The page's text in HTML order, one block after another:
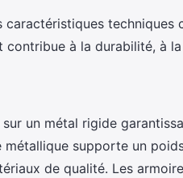
techniques
contribue à la durabilité, à
un métal rigide
métallique supporte un
de qualité. Les